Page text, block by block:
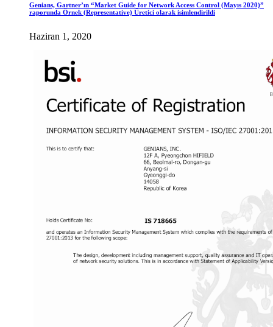
Genians, Gartner’ın “Market Guide for Network Access Control (Mayıs 2020)”
raporunda Örnek (Representative) Üretici olarak isimlendirildi
Haziran 1, 2020